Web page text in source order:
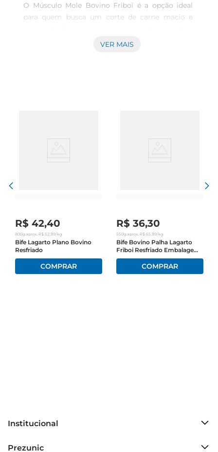
O Músculo Mole Bovino Friboi é a opção ideal
para quem busca um corte de carne macio e
agradável, esse produto é perfeito para preparar
pode ser utilizado em diversas receitas. Seja em
paladares.
Preparação e dicas de uso
Para garantir o melhor sabor e maciez,
recomenda-se cozinhar o músculo em fogo
mantendo suas características de frescor e
VER MAIS
R$ 42,40
800gaprox. •R$ 52,99/kg
Bife Lagarto Plano Bovino
Resfriado
R$ 36,30
550gaprox. •R$ 65,99/kg
Bife Bovino Palha Lagarto
Friboi Resfriado Embalagem
Econômica
Institucional
Prezunic